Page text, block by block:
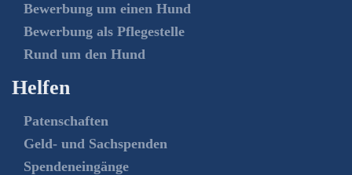
Bewerbung um einen Hund
Bewerbung als Pflegestelle
Rund um den Hund
Helfen
Patenschaften
Geld- und Sachspenden
Spendeneingänge